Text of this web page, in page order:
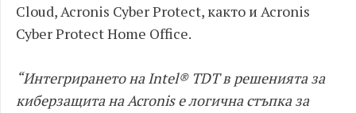
Cloud, Acronis Cyber Protect, както и Acronis
Cyber Protect Home Office.
“Интегрирането на Intel® TDT в решенията за
киберзащита на Acronis е логична стъпка за